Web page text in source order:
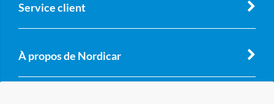
Service client
À propos de Nordicar